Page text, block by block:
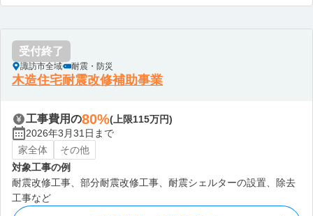
受付終了
諏訪市全域 耐震・防災
木造住宅耐震改修補助事業
工事費用の80%(上限115万円)
2026年3月31日まで
家全体
その他
対象工事の例
耐震改修工事、部分耐震改修工事、耐震シェルターの設置、除去
工事など